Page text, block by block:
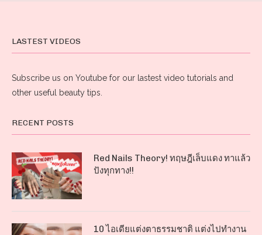
LASTEST VIDEOS
Subscribe us on Youtube for our lastest video tutorials and
other useful beauty tips.
RECENT POSTS
Red Nails Theory! ทฤษฎีเล็บแดง ทาแล้ว
ปังทุกทาง!!
10 ไอเดียแต่งตาธรรมชาติ แต่งไปทำงาน